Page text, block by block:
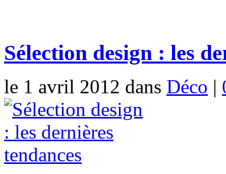
Sélection design : les
le 1 avril 2012 dans Déco |